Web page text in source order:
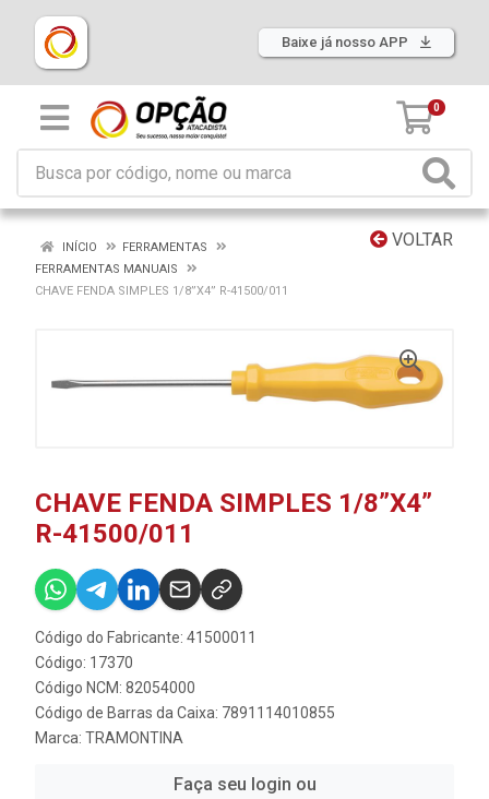
Baixe já nosso APP
0
VOLTAR
INÍCIO
FERRAMENTAS
FERRAMENTAS MANUAIS
CHAVE FENDA SIMPLES 1/8”X4” R-41500/011
CHAVE FENDA SIMPLES 1/8”X4”
R-41500/011
Código do Fabricante: 41500011
Código: 17370
Código NCM: 82054000
Código de Barras da Caixa: 7891114010855
Marca: TRAMONTINA
Faça seu login ou